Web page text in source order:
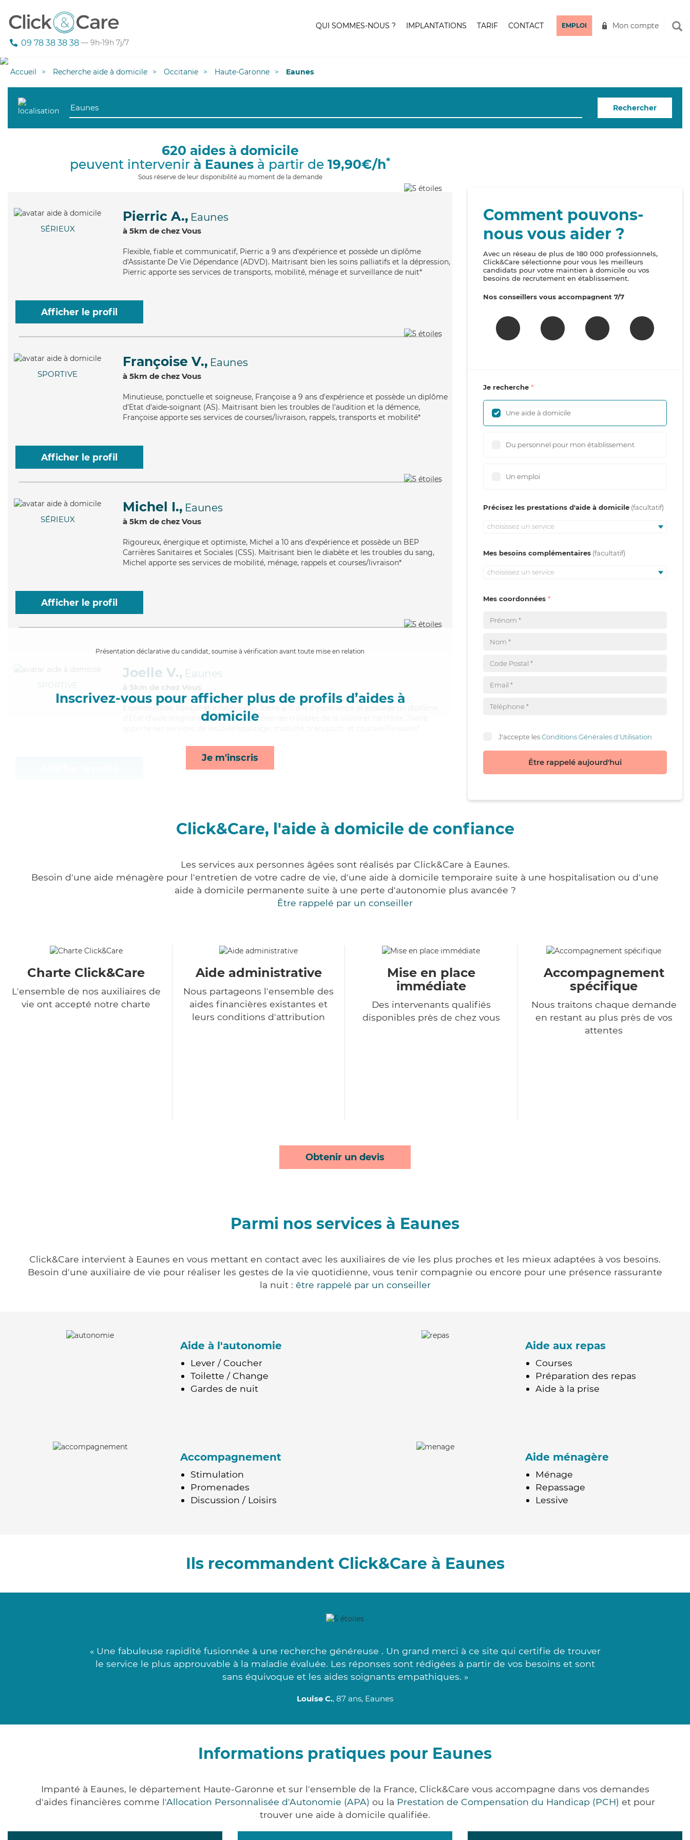
09 78 38 38 38 — 9h-19h 7j/7
QUI SOMMES-NOUS ? IMPLANTATIONS TARIF CONTACT EMPLOI Mon compte
Accueil Recherche aide à domicile Occitanie Haute-Garonne Eaunes
Rechercher
620 aides à domicile
peuvent intervenir à Eaunes à partir de 19,90€/h*
Sous réserve de leur disponibilité au moment de la demande
SÉRIEUX
Pierric A., Eaunes
à 5km de chez Vous
Flexible, fiable et communicatif, Pierric a 9 ans d'expérience et possède un diplôme
d'Assistante De Vie Dépendance (ADVD). Maitrisant bien les soins palliatifs et la dépression,
Pierric apporte ses services de transports, mobilité, ménage et surveillance de nuit*
Afficher le profil
SPORTIVE
Françoise V., Eaunes
à 5km de chez Vous
Minutieuse, ponctuelle et soigneuse, Françoise a 9 ans d'expérience et possède un diplôme
d'Etat d'aide-soignant (AS). Maitrisant bien les troubles de l'audition et la démence,
Françoise apporte ses services de courses/livraison, rappels, transports et mobilité*
Afficher le profil
SÉRIEUX
Michel I., Eaunes
à 5km de chez Vous
Rigoureux, énergique et optimiste, Michel a 10 ans d'expérience et possède un BEP
Carrières Sanitaires et Sociales (CSS). Maitrisant bien le diabète et les troubles du sang,
Michel apporte ses services de mobilité, ménage, rappels et courses/livraison*
Afficher le profil
Présentation déclarative du candidat, soumise à vérification avant toute mise en relation
Inscrivez-vous pour afficher plus de profils d’aides à
domicile
Je m'inscris
SPORTIVE
Joelle V., Eaunes
à 5km de chez Vous
Expérimentée
, flexible et infatiguable, Joelle a 11 ans d'expérience et possède un diplôme
d'Etat d'aide-soignant (AS). Maitrisant bien les troubles de la vision et l'arthrite, Joelle
Comment pouvons-
nous vous aider ?
Avec un réseau de plus de 180 000 professionnels,
Click&Care sélectionne pour vous les meilleurs
candidats pour votre maintien à domicile ou vos
besoins de recrutement en établissement.
Nos conseillers vous accompagnent 7/7
Je recherche
Une aide à domicile
Du personnel pour mon établissement
Un emploi
Précisez les prestations d'aide à domicile
choisissez un service
Mes besoins complémentaires
choisissez un service
Mes coordonnées
J'accepte lesConditions Générales d'Utilisation
Être rappelé aujourd'hui
Click&Care, l'aide à domicile de confiance
Les services aux personnes âgées sont réalisés par Click&Care à Eaunes.
Besoin d'une aide ménagère pour l'entretien de votre cadre de vie, d'une aide à domicile temporaire suite à une hospitalisation ou d'une
aide à domicile permanente suite à une perte d'autonomie plus avancée ?
Être rappelé par un conseiller
Charte Click&Care
L'ensemble de nos auxiliaires de
vie ont accepté notre charte
Aide administrative
Nous partageons l'ensemble des
aides financières existantes et
leurs conditions d'attribution
Mise en place
immédiate
Des intervenants qualifiés
disponibles près de chez vous
Accompagnement
spécifique
Nous traitons chaque demande
en restant au plus près de vos
attentes
Obtenir un devis
Parmi nos services à Eaunes
Click&Care intervient à Eaunes en vous mettant en contact avec les auxiliaires de vie les plus proches et les mieux adaptées à vos besoins.
Besoin d'une auxiliaire de vie pour réaliser les gestes de la vie quotidienne, vous tenir compagnie ou encore pour une présence rassurante
la nuit : être rappelé par un conseiller
Aide à l'autonomie
Lever / Coucher
Toilette / Change
Gardes de nuit
Aide aux repas
Courses
Préparation des repas
Aide à la prise
Accompagnement
Stimulation
Promenades
Discussion / Loisirs
Aide ménagère
Ménage
Repassage
Lessive
Ils recommandent Click&Care à Eaunes
« Une fabuleuse rapidité fusionnée à une recherche généreuse . Un grand merci à ce site qui certifie de trouver
le service le plus approuvable à la maladie évaluée. Les réponses sont rédigées à partir de vos besoins et sont
sans équivoque et les aides soignants empathiques. »
Louise C., 87 ans, Eaunes
Informations pratiques pour Eaunes
Impanté à Eaunes, le département Haute-Garonne et sur l'ensemble de la France, Click&Care vous accompagne dans vos demandes
d'aides financières comme l'Allocation Personnalisée d'Autonomie (APA) ou la Prestation de Compensation du Handicap (PCH) et pour
trouver une aide à domicile qualifiée.